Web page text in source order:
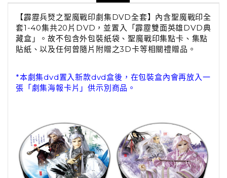
【霹靂兵燹之聖魔戰印劇集DVD全套】內含聖魔戰印全
套1-40集共20片DVD，並置入「霹靂雙面英雄DVD典
藏盒」。故不包含外包裝紙袋、聖魔戰印集點卡、集點
貼紙、以及任何曾隨片附贈之3D卡等相關禮贈品。
*本劇集dvd置入新款dvd盒後，在包裝盒內會再放入一
張「劇集海報卡片」供示別商品。